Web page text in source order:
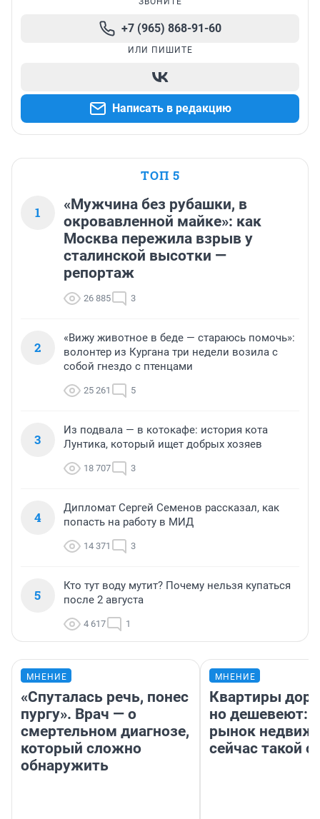
+7 (965) 868-91-60
ИЛИ ПИШИТЕ
Написать в редакцию
ТОП 5
1
«Мужчина без рубашки, в
окровавленной майке»: как
Москва пережила взрыв у
сталинской высотки —
репортаж
26 885 3
2
«Вижу животное в беде — стараюсь помочь»:
волонтер из Кургана три недели возила с
собой гнездо с птенцами
25 261 5
3
Из подвала — в котокафе: история кота
Лунтика, который ищет добрых хозяев
18 707 3
4
Дипломат Сергей Семенов рассказал, как
попасть на работу в МИД
14 371 3
5
Кто тут воду мутит? Почему нельзя купаться
после 2 августа
4 617 1
МНЕНИЕ
«Спуталась речь, понес
пургу». Врач — о
смертельном диагнозе,
который сложно
обнаружить
МНЕНИЕ
Квартиры
но дешевеют:
рынок
сейчас такой